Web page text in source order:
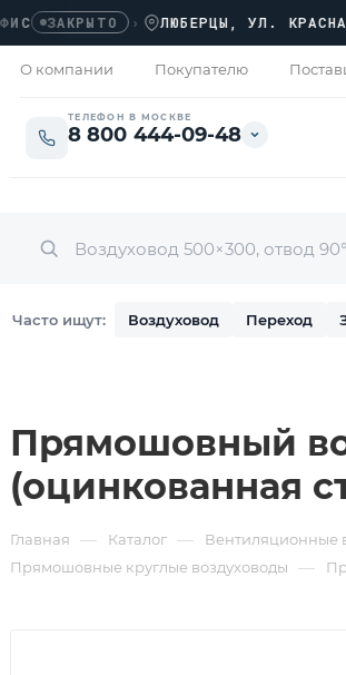
ЗАКРЫТО › ЛЮБЕРЦЫ, УЛ. КРАСНАЯ 1›
О компании Покупателю
ТЕЛЕФОН В МОСКВЕ
8 800 444-09-48
Часто ищут: Воздуховод Переход
Прямошовный
(оцинкованная
Главная — Каталог — Вентиляционные
Прямошовные круглые воздуховоды
—